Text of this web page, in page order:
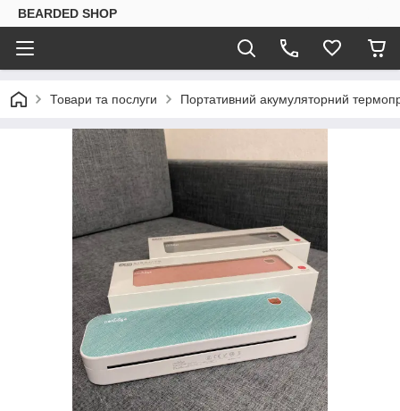
BEARDED SHOP
Товари та послуги Портативний акумуляторний